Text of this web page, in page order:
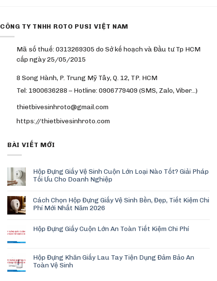
CÔNG TY TNHH ROTO PUSI VIỆT NAM
Mã số thuế: 0313269305 do Sở kế hoạch và Đầu tư Tp HCM
cấp ngày 25/05/2015
8 Song Hành, P. Trung Mỹ Tây, Q. 12, TP. HCM
Tel: 1900636288 – Hotline: 0906779409 (SMS, Zalo, Viber…)
thietbivesinhroto@gmail.com
https://thietbivesinhroto.com
BÀI VIẾT MỚI
Hộp Đựng Giấy Vệ Sinh Cuộn Lớn Loại Nào Tốt? Giải Pháp
Tối Ưu Cho Doanh Nghiệp
Cách Chọn Hộp Đựng Giấy Vệ Sinh Bền, Đẹp, Tiết Kiệm Chi
Phí Mới Nhất Năm 2026
Hộp Đựng Giấy Cuộn Lớn An Toàn Tiết Kiệm Chi Phí
Hộp Đựng Khăn Giấy Lau Tay Tiện Dụng Đảm Bảo An
Toàn Vệ Sinh